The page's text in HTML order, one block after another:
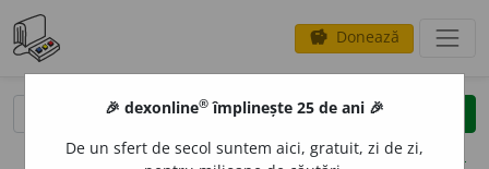
savings Donează
clear
opțiuni
🎉 dexonline® împlinește 25 de ani 🎉
De un sfert de secol suntem aici, gratuit, zi de zi,